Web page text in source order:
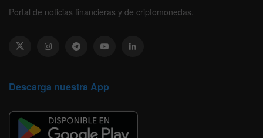
Portal de noticias financieras y de criptomonedas.
Descarga nuestra App